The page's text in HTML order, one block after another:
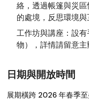
絡，透過帳篷與災
的處境，反思環境與
工作坊與講座 ：設
物），詳情請留意主
日期與開放時間
展期橫跨 2026 年春季